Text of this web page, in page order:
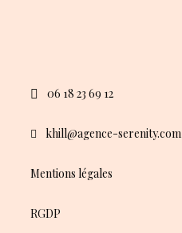
06 18 23 69 12
khill@agence-serenity.com
Mentions légales
RGDP